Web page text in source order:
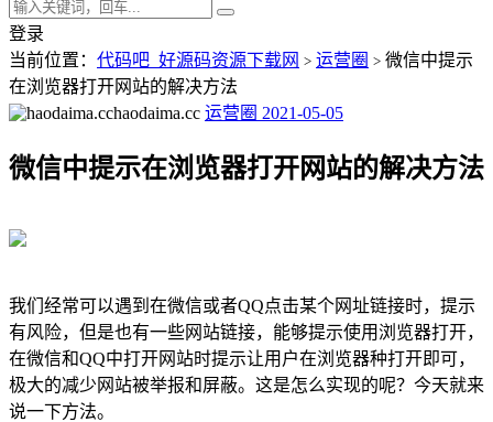
登录
当前位置： 代码吧_好源码资源下载网 > 运营圈 > 微信中提示
在浏览器打开网站的解决方法
haodaima.cc 运营圈 2021-05-05
微信中提示在浏览器打开网站的解决方法
我们经常可以遇到在微信或者QQ点击某个网址链接时，提示
有风险，但是也有一些网站链接，能够提示使用浏览器打开，
在微信和QQ中打开网站时提示让用户在浏览器种打开即可，
极大的减少网站被举报和屏蔽。这是怎么实现的呢？今天就来
说一下方法。